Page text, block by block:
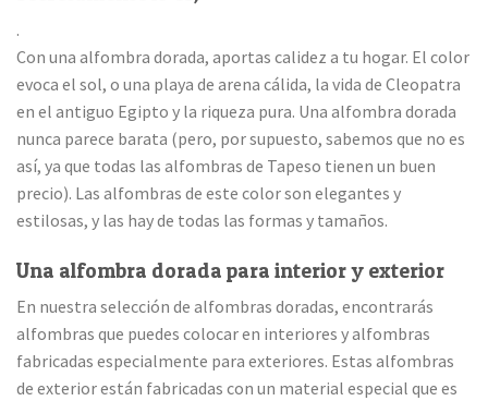
.
Con una alfombra dorada, aportas calidez a tu hogar. El color
evoca el sol, o una playa de arena cálida, la vida de Cleopatra
en el antiguo Egipto y la riqueza pura. Una alfombra dorada
nunca parece barata (pero, por supuesto, sabemos que no es
así, ya que todas las alfombras de Tapeso tienen un buen
precio). Las alfombras de este color son elegantes y
estilosas, y las hay de todas las formas y tamaños.
Una alfombra dorada para interior y exterior
En nuestra selección de alfombras doradas, encontrarás
alfombras que puedes colocar en interiores y alfombras
fabricadas especialmente para exteriores. Estas alfombras
de exterior están fabricadas con un material especial que es